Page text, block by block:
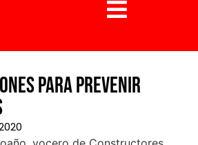
para prevenir